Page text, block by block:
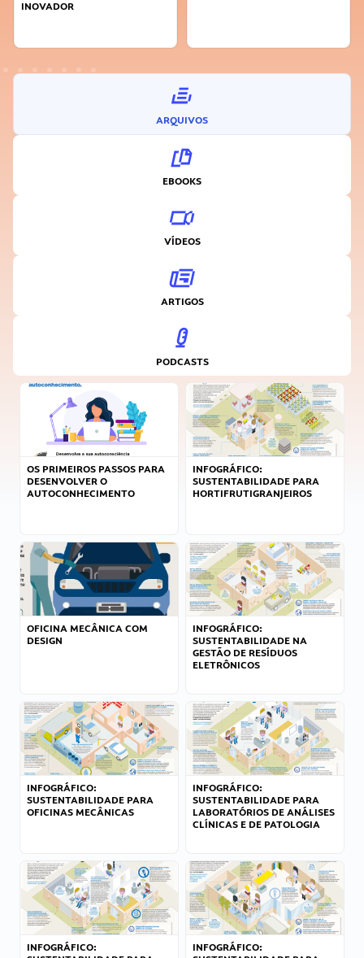
INOVADOR
ARQUIVOS
EBOOKS
VÍDEOS
ARTIGOS
PODCASTS
OS PRIMEIROS PASSOS PARA
DESENVOLVER O
AUTOCONHECIMENTO
INFOGRÁFICO:
SUSTENTABILIDADE PARA
HORTIFRUTIGRANJEIROS
OFICINA MECÂNICA COM
DESIGN
INFOGRÁFICO:
SUSTENTABILIDADE NA
GESTÃO DE RESÍDUOS
ELETRÔNICOS
INFOGRÁFICO:
SUSTENTABILIDADE PARA
OFICINAS MECÂNICAS
INFOGRÁFICO:
SUSTENTABILIDADE PARA
LABORATÓRIOS DE ANÁLISES
CLÍNICAS E DE PATOLOGIA
INFOGRÁFICO:
INFOGRÁFICO: